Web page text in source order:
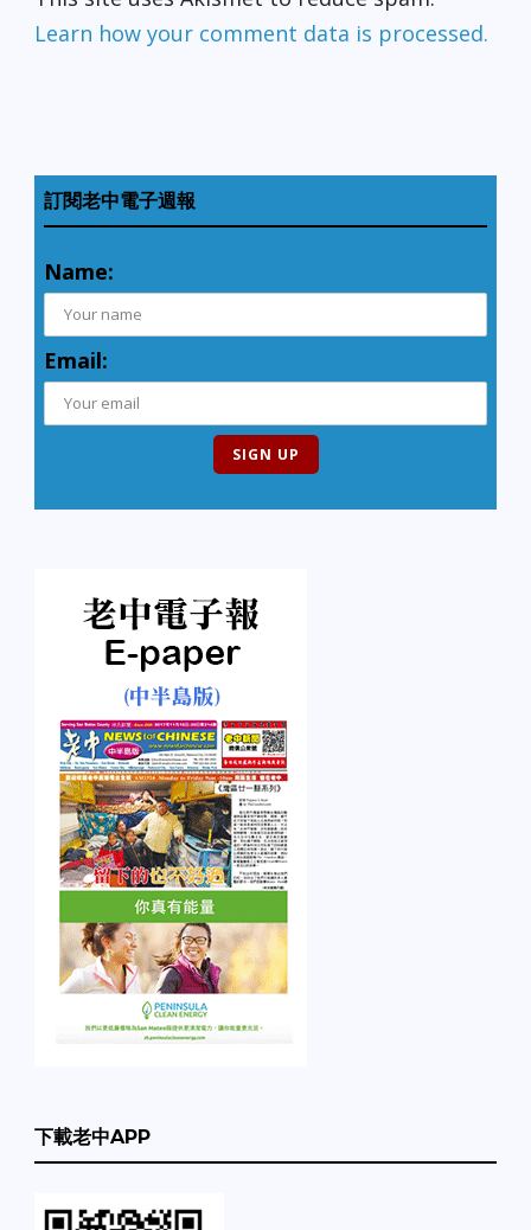
Learn how your comment data is processed.
訂閱老中電子週報
Name:
Email:
下載老中APP